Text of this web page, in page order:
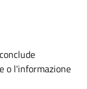
o l'informazione